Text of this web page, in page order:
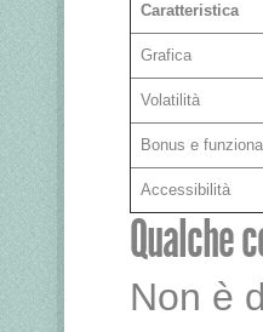
Caratteristica
Grafica
Volatilità
Bonus e
Accessibilità
Qualche
Non è